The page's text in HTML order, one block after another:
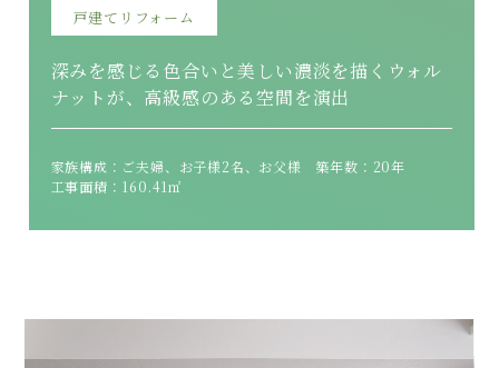
戸建てリフォーム
深みを感じる色合いと美しい濃淡を描くウォル
ナットが、高級感のある空間を演出
家族構成：ご夫婦、お子様2名、お父様 築年数：20年
工事面積：160.41㎡